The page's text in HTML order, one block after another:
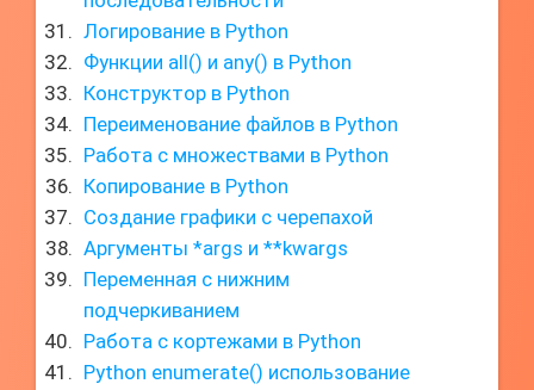
Логирование в Python
Функции all() и any() в Python
Конструктор в Python
Переименование файлов в Python
Работа с множествами в Python
Копирование в Python
Создание графики с черепахой
Аргументы *args и **kwargs
Переменная с нижним
подчеркиванием
Работа с кортежами в Python
Python enumerate() использование